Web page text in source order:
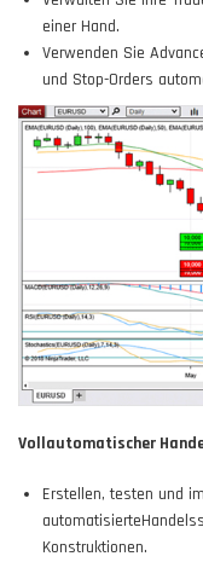
einer Hand.
Verwenden Sie
und Stop-Orders
Vollautomatischer
Erstellen, testen und
Konstruktionen.